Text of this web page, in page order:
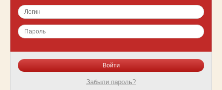
Забыли пароль?